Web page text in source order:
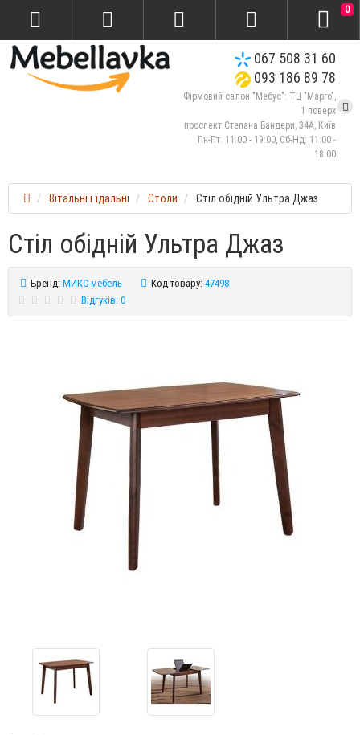
067 508 31 60
093 186 89 78
Фірмовий салон "Мебус": ТЦ "Марго",
1 поверх
проспект Степана Бандери, 34А, Київ
Пн-Пт: 11:00 - 19:00, Сб-Нд: 11:00 -
18:00
0
Вітальні і їдальні Столи Стіл обідній Ультра Джаз
Стіл обідній Ультра Джаз
Бренд:МИКС-мебель Код товару:47498
Відгуків: 0